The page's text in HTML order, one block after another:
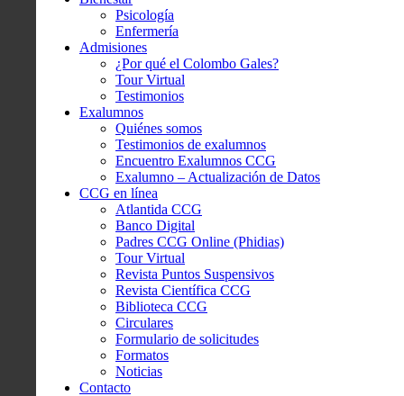
Psicología
Enfermería
Admisiones
¿Por qué el Colombo Gales?
Tour Virtual
Testimonios
Exalumnos
Quiénes somos
Testimonios de exalumnos
Encuentro Exalumnos CCG
Exalumno – Actualización de Datos
CCG en línea
Atlantida CCG
Banco Digital
Padres CCG Online (Phidias)
Tour Virtual
Revista Puntos Suspensivos
Revista Científica CCG
Biblioteca CCG
Circulares
Formulario de solicitudes
Formatos
Noticias
Contacto